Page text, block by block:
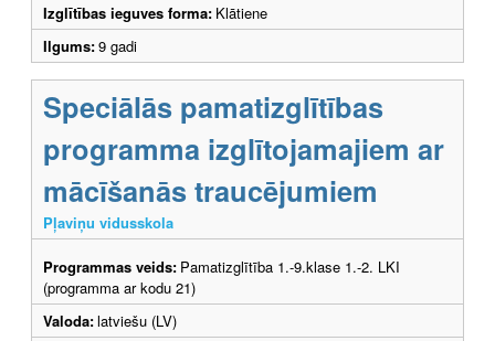
Izglītības ieguves forma: Klātiene
Ilgums:9 gadi
Speciālās pamatizglītības
programma izglītojamajiem ar
mācīšanās traucējumiem
Pļaviņu vidusskola
Programmas veids: Pamatizglītība 1.-9.klase 1.-2. LKI
(programma ar kodu 21)
Valoda:latviešu (LV)